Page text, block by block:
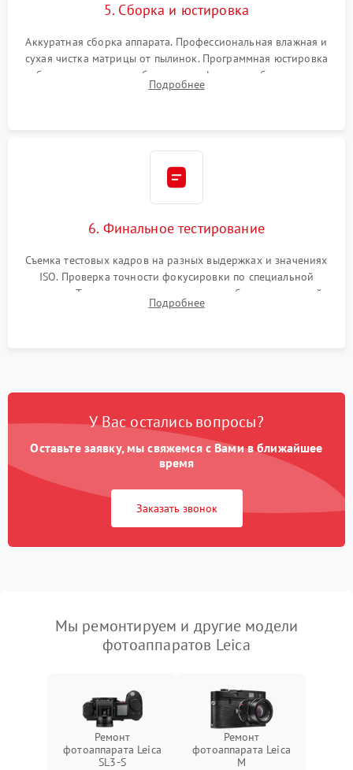
5. Сборка и юстировка
Аккуратная сборка аппарата. Профессиональная влажная и
сухая чистка матрицы от пылинок. Программная юстировка
рабочего отрезка, калибровка автофокуса, стабилизатора и
экспозамера с помощью сервисного ПО.
Подробнее
6. Финальное тестирование
Съемка тестовых кадров на разных выдержках и значениях
ISO. Проверка точности фокусировки по специальной
мишени. Тест записи на карту памяти, работы встроенной
вспышки, микрофона и всех кнопок управления.
Подробнее
У Вас остались вопросы?
Оставьте заявку, мы свяжемся с Вами в ближайшее
время
Заказать звонок
Мы ремонтируем и другие модели
фотоаппаратов Leica
Ремонт
фотоаппарата Leica
SL3‑S
Ремонт
фотоаппарата Leica
M